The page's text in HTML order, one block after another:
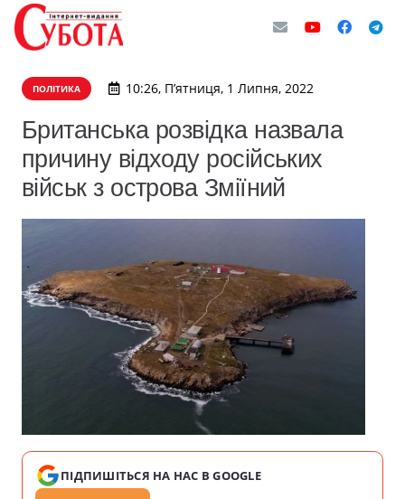
ПОЛІТИКА 10:26, П’ятниця, 1 Липня, 2022
Британська розвідка назвала
причину відходу російських
військ з острова Зміїний
ПІДПИШІТЬСЯ НА НАС В GOOGLE